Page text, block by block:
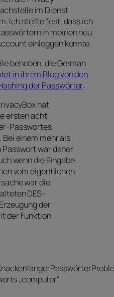
im Dienst
Ich stellte fest, dass ich
in meinen neu
einloggen konnte.
behoben, die German
in ihrem Blog von den
der Passwörter:
hat
ersten acht
Passwortes
einem mehr als
war daher
wenn die Eingabe
vom eigentlichen
war die
DES-
der
der Funktion
„computer“